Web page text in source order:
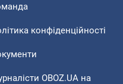
конфіденційності
OBOZ.UA на